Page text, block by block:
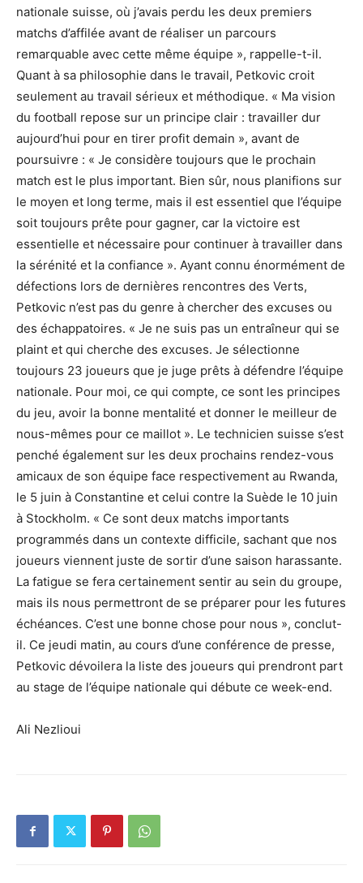
nationale suisse, où j’avais perdu les deux premiers
matchs d’affilée avant de réaliser un parcours
remarquable avec cette même équipe », rappelle-t-il.
Quant à sa philosophie dans le travail, Petkovic croit
seulement au travail sérieux et méthodique. « Ma vision
du football repose sur un principe clair : travailler dur
aujourd’hui pour en tirer profit demain », avant de
poursuivre : « Je considère toujours que le prochain
match est le plus important. Bien sûr, nous planifions sur
le moyen et long terme, mais il est essentiel que l’équipe
soit toujours prête pour gagner, car la victoire est
essentielle et nécessaire pour continuer à travailler dans
la sérénité et la confiance ». Ayant connu énormément de
défections lors de dernières rencontres des Verts,
Petkovic n’est pas du genre à chercher des excuses ou
des échappatoires. « Je ne suis pas un entraîneur qui se
plaint et qui cherche des excuses. Je sélectionne
toujours 23 joueurs que je juge prêts à défendre l’équipe
nationale. Pour moi, ce qui compte, ce sont les principes
du jeu, avoir la bonne mentalité et donner le meilleur de
nous-mêmes pour ce maillot ». Le technicien suisse s’est
penché également sur les deux prochains rendez-vous
amicaux de son équipe face respectivement au Rwanda,
le 5 juin à Constantine et celui contre la Suède le 10 juin
à Stockholm. « Ce sont deux matchs importants
programmés dans un contexte difficile, sachant que nos
joueurs viennent juste de sortir d’une saison harassante.
La fatigue se fera certainement sentir au sein du groupe,
mais ils nous permettront de se préparer pour les futures
échéances. C’est une bonne chose pour nous », conclut-
il. Ce jeudi matin, au cours d’une conférence de presse,
Petkovic dévoilera la liste des joueurs qui prendront part
au stage de l’équipe nationale qui débute ce week-end.
Ali Nezlioui